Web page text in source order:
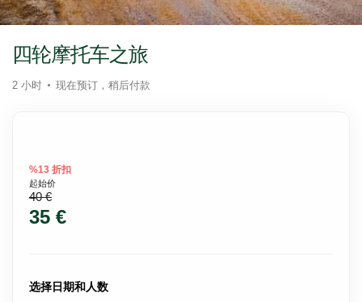
四轮摩托车之旅
2 小时 现在预订，稍后付款
%13 折扣
起始价
40 €
35 €
选择日期和人数